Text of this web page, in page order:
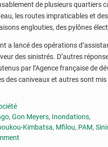
de plusieurs quartiers
les routes impraticables et
englouties, des pylônes
a lancé des opérations
des sinistrés. D’autres
par l’Agence française de
des caniveaux et autres sont mis
, Gon Meyers, Inondations,
Kimbatsa, Mfilou, PAM,